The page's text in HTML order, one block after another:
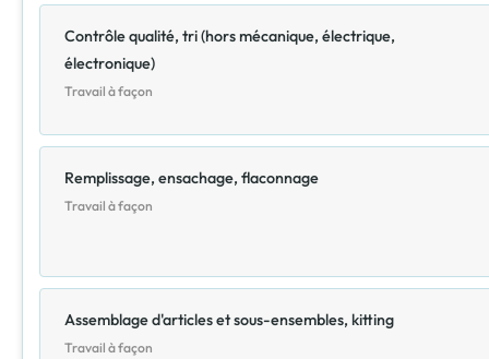
Contrôle qualité, tri (hors mécanique, électrique,
électronique)
Travail à façon
Remplissage, ensachage, flaconnage
Travail à façon
Assemblage d'articles et sous-ensembles, kitting
Travail à façon